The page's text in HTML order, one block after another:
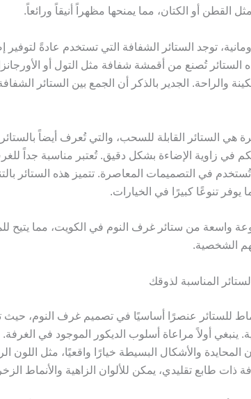
القطن أو الكتان، مما يمنحها مظهراً أنيقاً ورائعاً.
توجد الستائر الشفافة التي تستخدم عادةً
الستائر تُصنع من أقمشة شفافة مثل التول أو
والراحة. الجدير بالذكر أن الجمع بين الستائر
هي الستائر القابلة للسحب، والتي تُعرف أيضاً بالستائر
في زاوية الإضاءة بشكل دقيق. تُعتبر مناسبة جداً
تُستخدم في التصميمات المعاصرة. تتميز هذه الستائر
يوفر تنوعًا كبيرًا في الخيارات.
واسعة من ستائر غرف النوم في الكويت، مما يتيح
الشخصية.
المناسبة لذوقك
للستائر عنصرًا أساسيًا في تصميم غرف النوم،
ينبغي أولاً مراعاة أسلوب الديكور الموجود في
المحايدة والأشكال البسيطة خيارًا واقعيًا، مثل اللون
ذات طابع تقليدي، يمكن للألوان الزاهية والأنماط